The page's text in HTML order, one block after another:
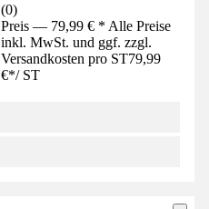
(0)
Preis — 79,99 € * Alle Preise
inkl. MwSt. und ggf. zzgl.
Versandkosten pro ST79,99
€*/ ST